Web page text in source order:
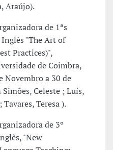
Araújo).
de 1ªs
Inglês "The Art of
Practices)",
de Coimbra,
Novembro a 30 de
Celeste ; Luís,
Teresa ).
de 3º
"New